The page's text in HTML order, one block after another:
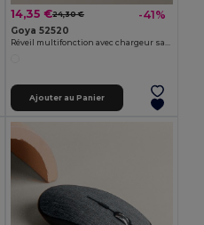
14,35 €24,30 € -41%
Goya 52520
Réveil multifonction avec chargeur sans fil ANETO
Ajouter au Panier